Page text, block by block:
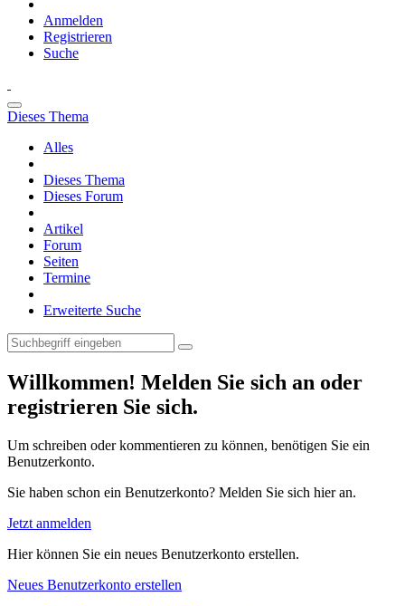
Anmelden
Registrieren
Suche
Dieses Thema
Alles
Dieses Thema
Dieses Forum
Artikel
Forum
Seiten
Termine
Erweiterte Suche
Willkommen! Melden Sie sich an oder
registrieren Sie sich.
Um schreiben oder kommentieren zu können, benötigen Sie ein
Benutzerkonto.
Sie haben schon ein Benutzerkonto? Melden Sie sich hier an.
Jetzt anmelden
Hier können Sie ein neues Benutzerkonto erstellen.
Neues Benutzerkonto erstellen